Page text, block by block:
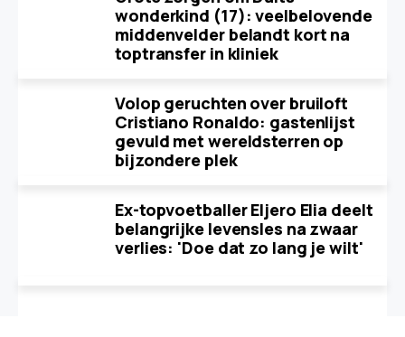
wonderkind (17): veelbelovende
middenvelder belandt kort na
toptransfer in kliniek
Volop geruchten over bruiloft
Cristiano Ronaldo: gastenlijst
gevuld met wereldsterren op
bijzondere plek
Ex-topvoetballer Eljero Elia deelt
belangrijke levensles na zwaar
verlies: 'Doe dat zo lang je wilt'